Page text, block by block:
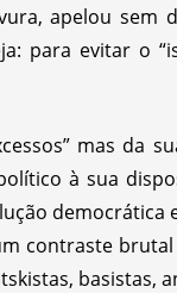
apelou sem
para evitar o
mas da
à sua
contraste
basistas,